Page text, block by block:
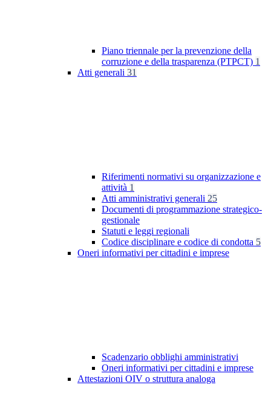
Piano triennale per la prevenzione della
corruzione e della trasparenza (PTPCT) 1
Atti generali 31
Riferimenti normativi su organizzazione e
attività 1
Atti amministrativi generali 25
Documenti di programmazione strategico-
gestionale
Statuti e leggi regionali
Codice disciplinare e codice di condotta 5
Oneri informativi per cittadini e imprese
Scadenzario obblighi amministrativi
Oneri informativi per cittadini e imprese
Attestazioni OIV o struttura analoga